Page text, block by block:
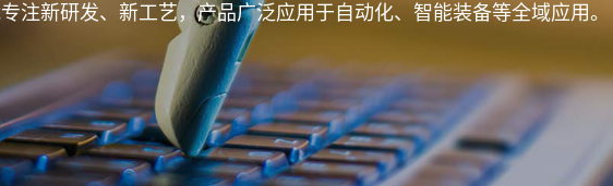
注新研发、新工艺，产品广泛应用于自动化、智能装备等全域应用。